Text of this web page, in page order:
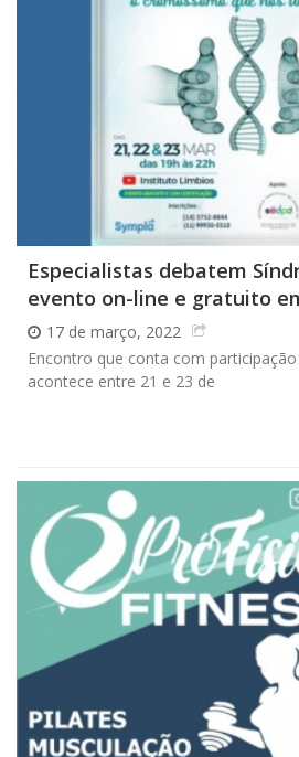
Especialistas debatem
evento on-line e gratuito
17 de março, 2022
Encontro que conta com
acontece entre 21 e 23 de